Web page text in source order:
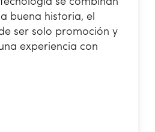
buena historia, el
ser solo promoción y
experiencia con